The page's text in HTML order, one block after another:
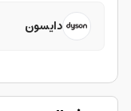
دايسون